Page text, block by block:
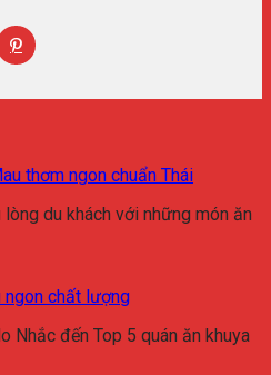
thơm ngon chuẩn Thái
du khách với những món ăn
ngon chất lượng
Nhắc đến Top 5 quán ăn khuya